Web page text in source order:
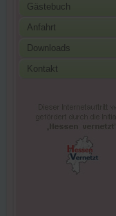
Gästebuch
Anfahrt
Downloads
Kontakt